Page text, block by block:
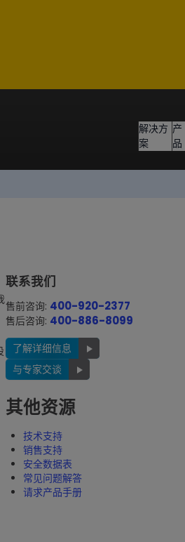
解决方
案
产
品
联系我们
售前咨询: 400-920-2377
售后咨询: 400-886-8099
了解详细信息
与专家交谈
其他资源
技术支持
销售支持
安全数据表
常见问题解答
请求产品手册